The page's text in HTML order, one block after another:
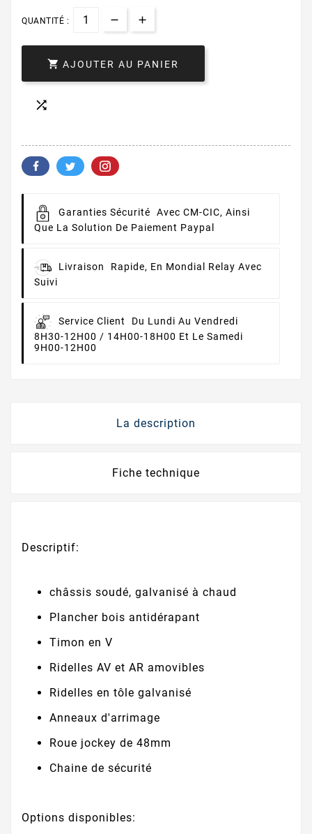
QUANTITÉ :
 AJOUTER AU PANIER

Garanties Sécurité
Avec CM-CIC, Ainsi
Que La Solution De Paiement Paypal
Livraison
Rapide, En Mondial Relay Avec
Suivi
Service Client
Du Lundi Au Vendredi
8H30-12H00 / 14H00-18H00 Et Le Samedi
9H00-12H00
La description
Fiche technique
Descriptif:
châssis soudé, galvanisé à chaud
Plancher bois antidérapant
Timon en V
Ridelles AV et AR amovibles
Ridelles en tôle galvanisé
Anneaux d'arrimage
Roue jockey de 48mm
Chaine de sécurité
Options disponibles: